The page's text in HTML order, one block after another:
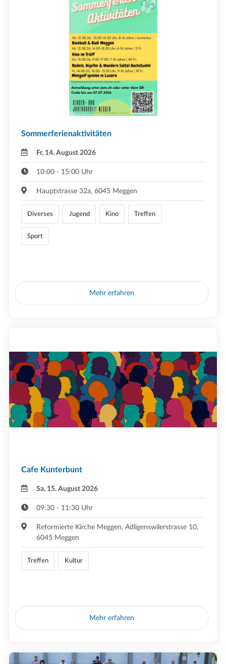
Sommerferienaktivitäten
Fr, 14. August 2026
10:00 - 15:00 Uhr
Hauptstrasse 32a, 6045 Meggen
Diverses Jugend Kino Treffen
Sport
Mehr erfahren
Cafe Kunterbunt
Sa, 15. August 2026
09:30 - 11:30 Uhr
Reformierte Kirche Meggen, Adligenswilerstrasse 10,
6045 Meggen
Treffen Kultur
Mehr erfahren